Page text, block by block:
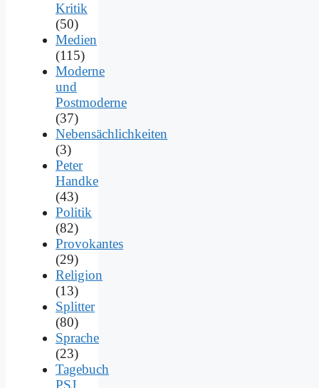
Kritik
(50)
Medien
(115)
Moderne
und
Postmoderne
(37)
Nebensächlichkeiten
(3)
Peter
Handke
(43)
Politik
(82)
Provokantes
(29)
Religion
(13)
Splitter
(80)
Sprache
(23)
Tagebuch
PSJ